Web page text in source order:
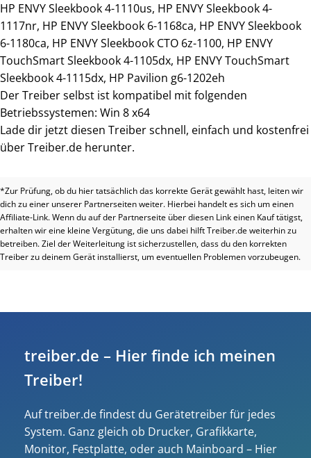
HP ENVY Sleekbook 4-1110us, HP ENVY Sleekbook 4-
1117nr, HP ENVY Sleekbook 6-1168ca, HP ENVY Sleekbook
6-1180ca, HP ENVY Sleekbook CTO 6z-1100, HP ENVY
TouchSmart Sleekbook 4-1105dx, HP ENVY TouchSmart
Sleekbook 4-1115dx, HP Pavilion g6-1202eh
Der Treiber selbst ist kompatibel mit folgenden
Betriebssystemen: Win 8 x64
Lade dir jetzt diesen Treiber schnell, einfach und kostenfrei
über Treiber.de herunter.
*Zur Prüfung, ob du hier tatsächlich das korrekte Gerät gewählt hast, leiten wir
dich zu einer unserer Partnerseiten weiter. Hierbei handelt es sich um einen
Affiliate-Link. Wenn du auf der Partnerseite über diesen Link einen Kauf tätigst,
erhalten wir eine kleine Vergütung, die uns dabei hilft Treiber.de weiterhin zu
betreiben. Ziel der Weiterleitung ist sicherzustellen, dass du den korrekten
Treiber zu deinem Gerät installierst, um eventuellen Problemen vorzubeugen.
treiber.de – Hier finde ich meinen
Treiber!
Auf treiber.de findest du Gerätetreiber für jedes
System. Ganz gleich ob Drucker, Grafikkarte,
Monitor, Festplatte, oder auch Mainboard – Hier